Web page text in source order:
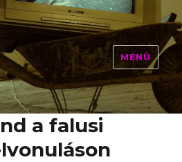
MENÜ
a falusi